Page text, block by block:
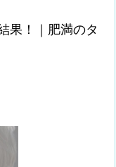
果！｜肥満のタ